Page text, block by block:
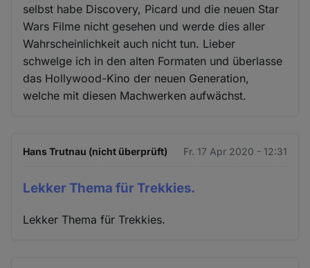
selbst habe Discovery, Picard und die neuen Star
Wars Filme nicht gesehen und werde dies aller
Wahrscheinlichkeit auch nicht tun. Lieber
schwelge ich in den alten Formaten und überlasse
das Hollywood-Kino der neuen Generation,
welche mit diesen Machwerken aufwächst.
Hans Trutnau (nicht überprüft) Fr. 17 Apr 2020 - 12:31
Lekker Thema für Trekkies.
Lekker Thema für Trekkies.